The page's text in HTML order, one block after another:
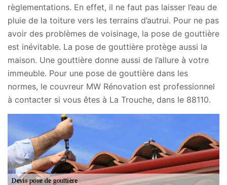
règlementations. En effet, il ne faut pas laisser l’eau de
pluie de la toiture vers les terrains d’autrui. Pour ne pas
avoir des problèmes de voisinage, la pose de gouttière
est inévitable. La pose de gouttière protège aussi la
maison. Une gouttière donne aussi de l’allure à votre
immeuble. Pour une pose de gouttière dans les
normes, le couvreur MW Rénovation est professionnel
à contacter si vous êtes à La Trouche, dans le 88110.